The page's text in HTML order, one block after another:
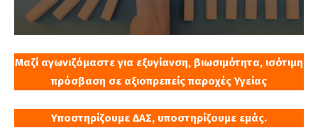
Μαζί αγωνιζόμαστε για εξυγίανση, βιωσιμότητα, ισότιμη
πρόσβαση σε αξιοπρεπείς παροχές Υγείας
Υποστηρίζουμε ΔΑΣ, υποστηρίζουμε εμάς.